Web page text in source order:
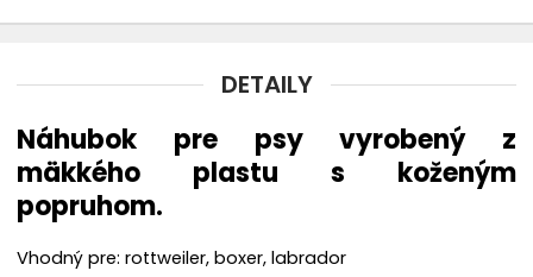
Výcvik a šport
Dvierka
Elektronické a GPS obojky
DETAILY
Náhubok pre psy vyrobený z
mäkkého plastu s koženým
popruhom.
Vhodný pre: rottweiler, boxer, labrador